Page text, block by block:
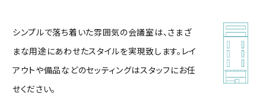
シンプルで落ち着いた雰囲気の会議室は、さまざ
まな用途にあわせたスタイルを実現致します。レイ
アウトや備品などのセッティングはスタッフにお任
せください。